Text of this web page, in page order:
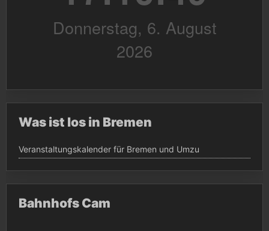
Was ist los in Bremen
Veranstaltungskalender für Bremen und Umzu
Bahnhofs Cam